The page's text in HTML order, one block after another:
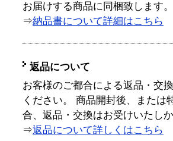
お届けする商品に同梱致します。
⇒納品書について詳細はこちら
返品について
お客様のご都合による返品・交
ください。 商品開封後、または
合、返品・交換はお受けいたし
⇒返品について詳しくはこちら